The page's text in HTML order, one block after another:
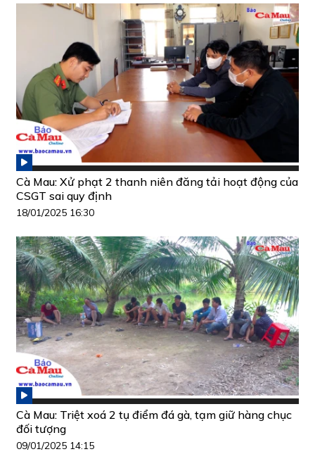
Cà Mau: Xử phạt 2 thanh niên đăng tải hoạt động của
CSGT sai quy định
18/01/2025 16:30
Cà Mau: Triệt xoá 2 tụ điểm đá gà, tạm giữ hàng chục
đối tượng
09/01/2025 14:15